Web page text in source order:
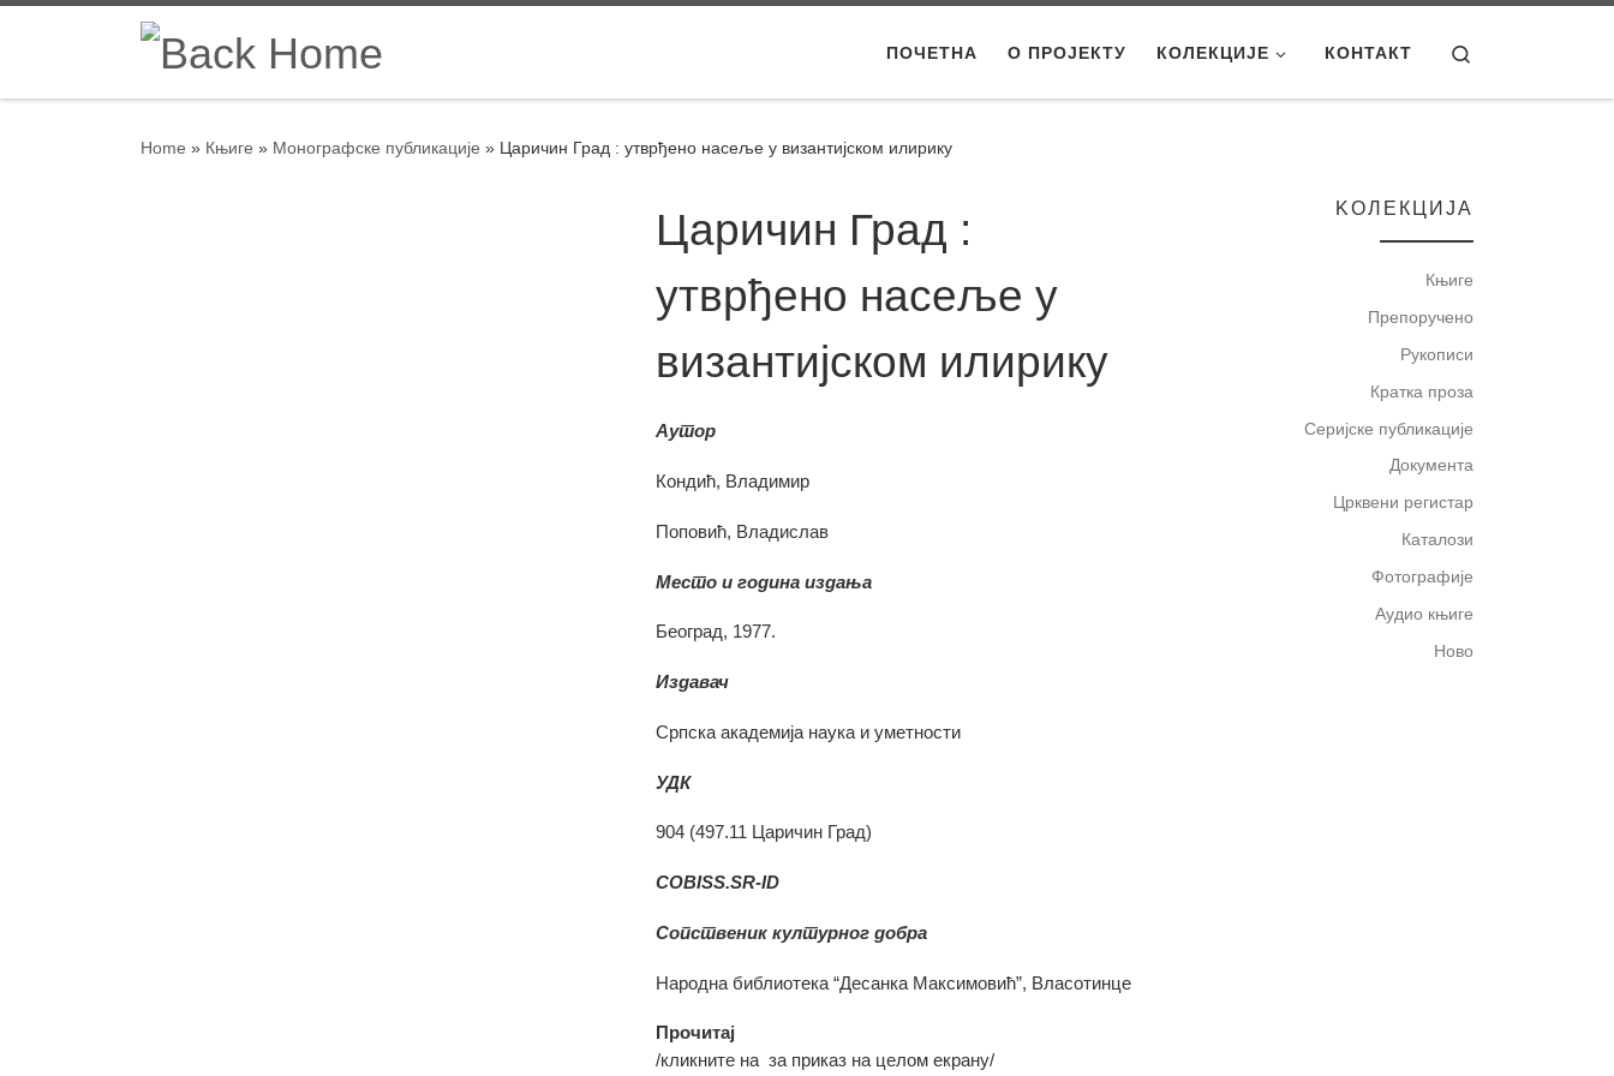
Skip to content
ПОЧЕТНА О ПРОЈЕКТУ КОЛЕКЦИЈЕ КОНТАКТ
Home » Књиге » Монографске публикације » Царичин Град : утврђено насеље у византијском илирику
Царичин Град :
утврђено насеље у
византијском илирику
Аутор
Кондић, Владимир
Поповић, Владислав
Место и година издања
Београд, 1977.
Издавач
Српска академија наука и уметности
УДК
904 (497.11 Царичин Град)
COBISS.SR-ID
Сопственик културног добра
Народна библиотека “Десанка Максимовић”, Власотинце
Прочитај
/кликните на за приказ на целом екрану/
KOЛЕКЦИЈА
Књиге
Препоручено
Рукописи
Кратка проза
Серијске публикације
Документа
Црквени регистар
Каталози
Фотографије
Аудио књиге
Ново